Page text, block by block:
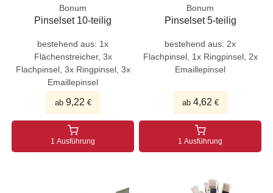
Bonum
Pinselset 10-teilig
bestehend aus: 1x
Flächenstreicher, 3x
Flachpinsel, 3x Ringpinsel, 3x
Emaillepinsel
ab 9,22 €
1 Ausführung
Bonum
Pinselset 5-teilig
bestehend aus: 2x
Flachpinsel, 1x Ringpinsel, 2x
Emaillepinsel
ab 4,62 €
1 Ausführung